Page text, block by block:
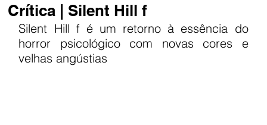
Crítica | Silent Hill f
Silent Hill f é um retorno à essência do
horror psicológico com novas cores e
velhas angústias